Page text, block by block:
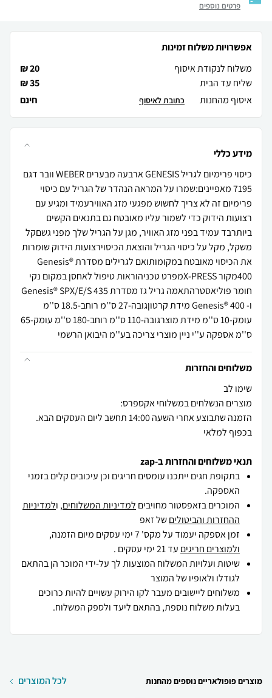
פרטים נוספים
אפשרויות משלוח זמינות
משלוח לנקודת איסוף
20 ₪
שליח עד הבית
35 ₪
איסוף מהחנות
חינם כתובת לאיסוף
מידע כללי
כיסוי פרימיום לגריל GENESIS ארבעה מבערים WEBER וובר דגם
7195 מאפיינים:שמרו על המראה הנהדר של הגריל עם כיסוי
פרימיום זה לא צריך לחשוש מפגעי מזג האווירעמיד ומגיע עם
רצועות הידוק כדי לשמור עליו מאובטח גם בתנאים הקשים
ביותרבד עמיד בפני מזג האוויר, מגן על הגריל שלך מפני גשםקל
משקל, מקל על כיסוי הגריל והוצאת הכיסוירצועות הידוק שומרות
את הכיסוי מאובטח במקומותואם לגרילים מסדרת Genesis®
400מקור X-PRESSמפרט טכניהוראות טיפול לאחסן במקום נקי
חומר פוליאסטרהתאמה גריל גז מסדרת Genesis® SPX/E/S 435
ו- Genesis® 400 מידת קרטוןגובה-27 ס''מ רוחב-18.5 ס''מ
עומק-10 ס''מ מידת מוצרגובה-110 ס''מ רוחב-180 ס''מ עומק-65
ס''מ אספקה ע''י ניין מוצרי צריכה בע''מ היבואן הרשמי
משלוחים והחזרות
הזמנה שתבוצע אחרי השעה 14:00 תחשב ליום העסקים הבא.
בכפוף למלאי
תנאי משלוחים והחזרות ב-zap
בתקופת חגים ייתכנו עומסים חריגים וכן עיכובים קלים בזמני
האספקה.
המוכרים בזאפסטור מחויבים למדיניות המשלוחים, ולמדיניות
ההחזרות והביטוליםשל זאפ
זמן אספקה יעמוד על מקס' 7 ימי עסקים מיום הזמנה,
ולמוצרים חריגים עד 21 ימי עסקים .
שיטות ועלויות המשלוח המוצעות לך על-ידי המוכר הן בהתאם
לגודלו ולאופיו של המוצר
משלוחים ליישובים מעבר לקו הירוק עשויים להיות כרוכים
בעלות משלוח נוספת, בהתאם ליעד ולספק המשלוח.
מוצרים פופולאריים נוספים מהחנות לכל המוצרים